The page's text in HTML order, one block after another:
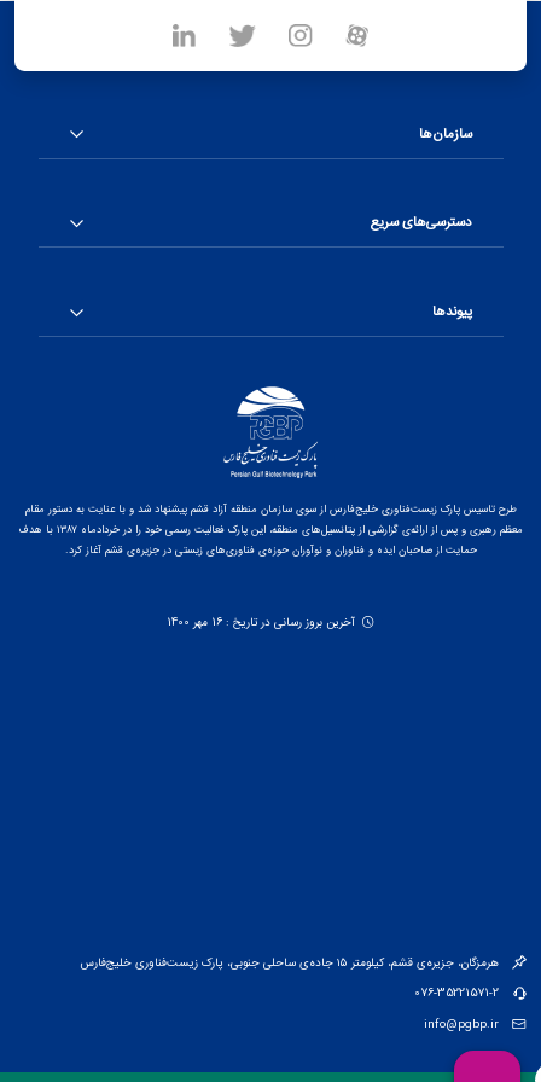
سازمان‌ها
دسترسی‌های سریع
پیوندها
طرح تاسیس پارک زیست‌فناوری خلیج‌فارس از سوی سازمان منطقه آزاد قشم پیشنهاد شد و با عنایت به دستور مقام
معظم رهبری و پس از ارائه‌ی گزارشی از پتانسیل‌های منطقه، این پارک فعالیت رسمی خود را در خردادماه ۱۳۸۷ با هدف
حمایت از صاحبان ایده و فناوران و نوآوران حوزه‌ی فناوری‌های زیستی در جزیره‌ی قشم آغاز کرد.
آخرین بروز رسانی در تاریخ : 16 مهر 1400
هرمزگان، جزیره‌ی قشم، کیلومتر ۱۵ جاده‌ی ساحلی جنوبی، پارک زیست‌فناوری خلیج‌فارس
076-35221571-2
info@pgbp.ir